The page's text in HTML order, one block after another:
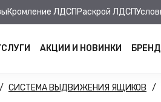
Кромление ЛДСП Раскрой ЛДСП
АКЦИИ И НОВИНКИ
СИСТЕМА ВЫДВИЖЕНИЯ ЯЩИКОВ